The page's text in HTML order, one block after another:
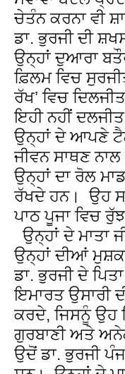
ਚੇਤੰਨ ਕਰਨਾ ਵੀ
ਡਾ. ਭੁਰਜੀ ਦੀ
ਉਨ੍ਹਾਂ ਦੁਆਰਾ
ਫ਼ਿਲਮ ਵਿਚ
ਰੱਖ’ ਵਿਚ
ਇਹੀ ਨਹੀਂ
ਉਨ੍ਹਾਂ ਦੇ ਆਪਣੇ
ਜੀਵਨ ਸਾਥਣ
ਉਨ੍ਹਾਂ ਦਾ ਰੋਲ
ਰੱਖਦੇ ਹਨ। ਉਹ
ਪਾਠ ਪੂਜਾ ਵਿਚ
ਉਨ੍ਹਾਂ ਦੇ ਮਾਤਾ
ਉਨ੍ਹਾਂ ਦੀਆਂ
ਡਾ. ਭੁਰਜੀ ਦੇ
ਇਮਾਰਤ ਉਸਾਰੀ
ਕਰਦੇ, ਜਿਸਨੂੰ ਉਹ
ਗੁਰਬਾਣੀ ਅਤੇ
ਉਦੋਂ ਡਾ. ਭੁਰਜੀ